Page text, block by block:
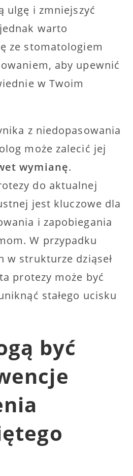
ulgę i zmniejszyć
warto
ze stomatologiem
aby upewnić
w Twoim
z niedopasowania
może zalecić jej
wymianę.
do aktualnej
jest kluczowe dla
i zapobiegania
W przypadku
w strukturze dziąseł
protezy może być
stałego ucisku
być